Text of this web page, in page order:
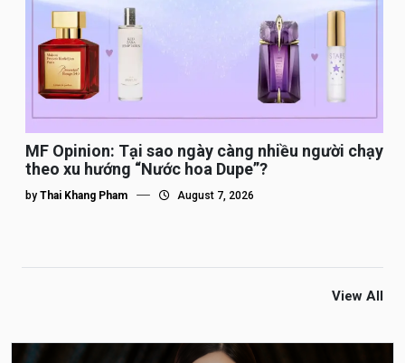
MF Opinion: Tại sao ngày càng nhiều người chạy
theo xu hướng “Nước hoa Dupe”?
by Thai Khang Pham August 7, 2026
View All